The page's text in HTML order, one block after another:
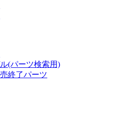
(パーツ検索用)
終了パーツ